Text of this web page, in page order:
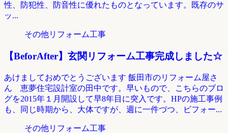
性、防犯性、防音性に優れたものとなっています。既存のサ
ッ...
その他リフォーム工事
【BeforAfter】玄関リフォーム工事完成しました☆
あけましておめでとうございます 飯田市のリフォーム屋さ
ん 恵夢住宅設計室の田中です。早いもので、こちらのブロ
グを2015年１月開設して早8年目に突入です。HPの施工事例
も、同じ時期から、大体ですが、週に一件づつ、ビフォー...
その他リフォーム工事